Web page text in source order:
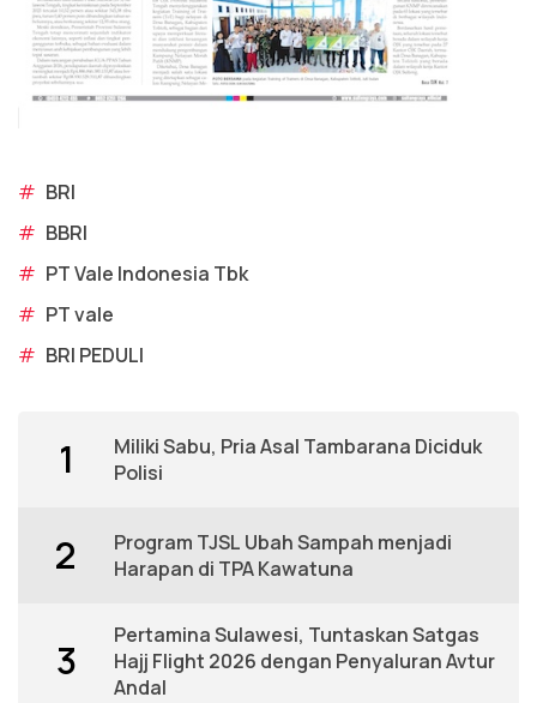
# BRI
# BBRI
# PT Vale Indonesia Tbk
# PT vale
# BRI PEDULI
1
Miliki Sabu, Pria Asal Tambarana Diciduk
Polisi
2
Program TJSL Ubah Sampah menjadi
Harapan di TPA Kawatuna
3
Pertamina Sulawesi, Tuntaskan Satgas
Hajj Flight 2026 dengan Penyaluran Avtur
Andal